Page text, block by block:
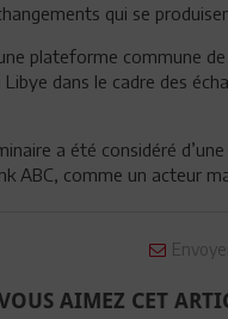
qui se
plateforme commune
dans le cadre des
a été considéré
ABC, comme un acteur
AIMEZ CET